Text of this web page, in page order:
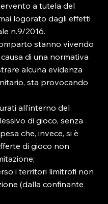
a tutela del
logorato dagli effetti
n.9/2016.
stanno vivendo
di una normativa
alcuna evidenza
sta provocando
all’interno del
di gioco, senza
che, invece, si è
di gioco non
i territori limitrofi non
(dalla confinante